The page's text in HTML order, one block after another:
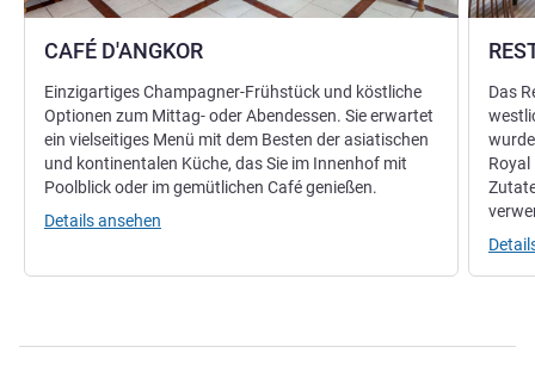
CAFÉ D'ANGKOR
Einzigartiges Champagner-Frühstück und köstliche
Optionen zum Mittag- oder Abendessen. Sie erwartet
ein vielseitiges Menü mit dem Besten der asiatischen
und kontinentalen Küche, das Sie im Innenhof mit
Poolblick oder im gemütlichen Café genießen.
Details ansehen
Das
Royal